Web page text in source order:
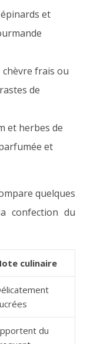
et
chèvre frais ou
de
et herbes de
et
quelques
confection du
culinaire
du